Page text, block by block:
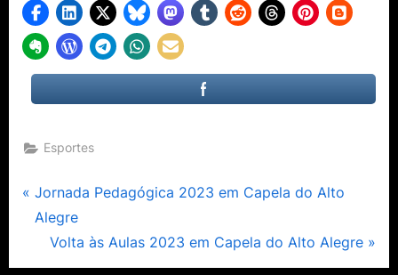
Esportes
Navegação
P
r
v
Jornada Pedagógica 2023 em Capela do Alto
Alegre
N
e
Volta às Aulas 2023 em Capela do Alto Alegre